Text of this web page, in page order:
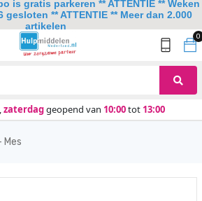
0
zaterdaggeopend van 10:00tot 13:00
Mes
is gratis parkeren ** ATTENTIE ** Weken
gesloten ** ATTENTIE ** Meer dan 2.000
artikelen